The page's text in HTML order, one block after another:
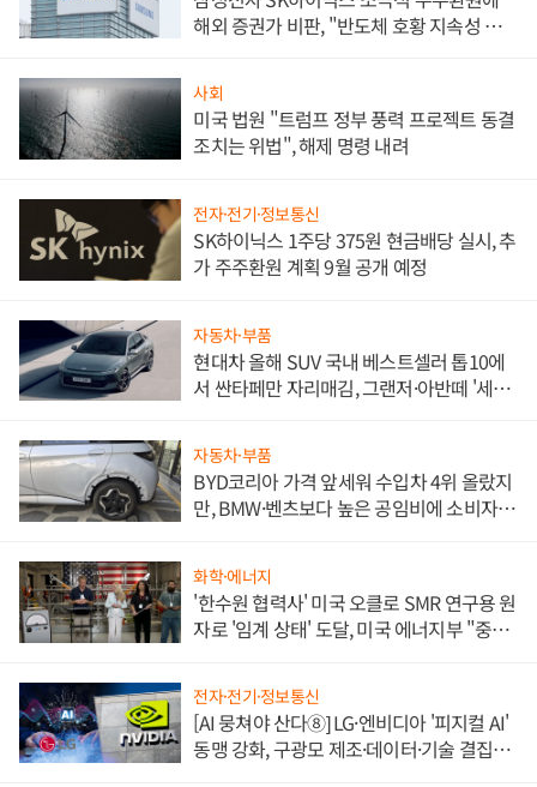
해외 증권가 비판, "반도체 호황 지속성 의
사회
미국 법원 "트럼프 정부 풍력 프로젝트 동결
조치는 위법", 해제 명령 내려
전자·전기·정보통신
SK하이닉스 1주당 375원 현금배당 실시, 추
가 주주환원 계획 9월 공개 예정
자동차·부품
현대차 올해 SUV 국내 베스트셀러 톱10에
서 싼타페만 자리매김, 그랜저·아반떼 '세단
자동차·부품
BYD코리아 가격 앞세워 수입차 4위 올랐지
만, BMW·벤츠보다 높은 공임비에 소비자
화학·에너지
'한수원 협력사' 미국 오클로 SMR 연구용 원
자로 '임계 상태' 도달, 미국 에너지부 "중요
전자·전기·정보통신
[AI 뭉쳐야 산다⑧] LG·엔비디아 '피지컬 AI'
동맹 강화, 구광모 제조·데이터·기술 결집